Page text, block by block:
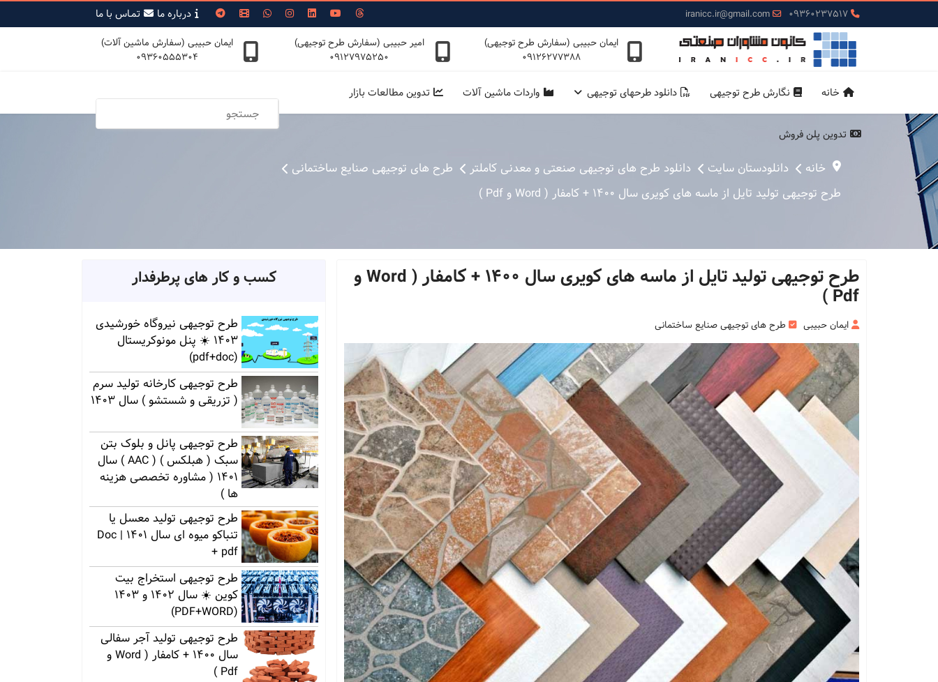
09360237517
iranicc.ir@gmail.com درباره ما تمـاس با ما
ایمان حبیبی (سفارش طرح توجیهی)
09126277388
امیر حبیبی (سفارش طرح توجیهی)
09127975250
ایمان حبیبی (سفارش ماشین آلات)
09360555304
خانه نگارش طرح توجیهی دانلود طرحهای توجیهی واردات ماشین آلات تدوین مطالعات بازار
تدوین پلن فروش
خانه دانلودستان سایت دانلود طرح های توجیهی صنعتی و معدنی کاملتر
طرح های توجیهی صنایع ساختمانی
طرح توجیهی تولید تایل از ماسه های كویری سال 1400 + کامفار ( Word و Pdf )
طرح توجیهی تولید تایل از ماسه های كویری سال 1400 + کامفار ( Word و
Pdf )
ایمان حبیبی طرح های توجیهی صنایع ساختمانی
کسب و کار های پرطرفدار
طرح توجیهی نیروگاه خورشیدی
1403 ☀️ پنل مونوکریستال
(pdf+doc)
طرح توجیهی کارخانه تولید سرم
( تزریقی و شستشو ) سال 1403
طرح توجیهی پانل و بلوک بتن
سبک ( هبلکس ) ( AAC ) سال
1401 ( مشاوره تخصصی هزینه
ها )
طرح توجیهی تولید معسل یا
تنباکو میوه ای سال 1401 | Doc
+ pdf
طرح توجیهی استخراج بیت
کوین ☀️ سال 1402 و 1403
(PDF+WORD)
طرح توجیهی تولید آجر سفالی
سال 1400 + کامفار ( Word و
Pdf )